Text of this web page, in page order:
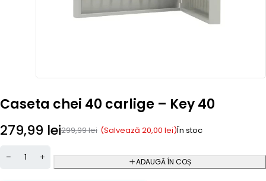
Caseta chei 40 carlige – Key 40
299,99lei
279,99 lei (Salvează 20,00 lei)În stoc
ADAUGĂ ÎN COȘ